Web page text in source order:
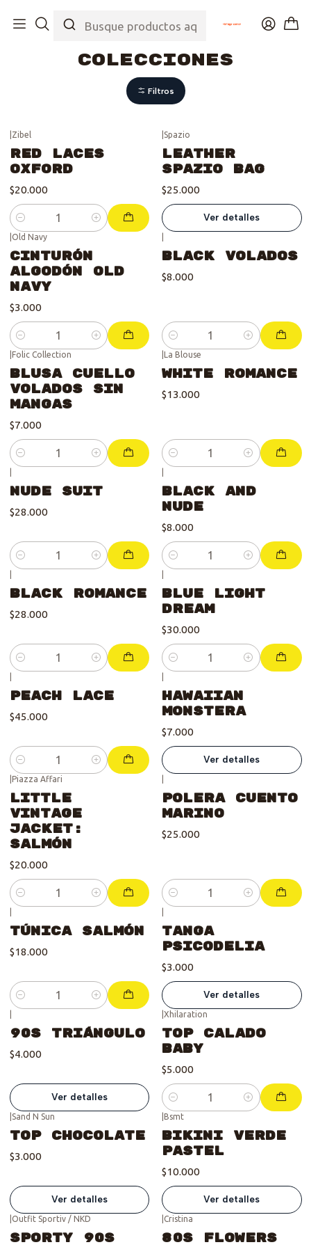
Colecciones
Filtros
Zibel
Red Laces
Oxford
$20.000
Cantidad
Spazio
Leather
Spazio Bag
$25.000
Ver detalles
Old Navy
Cinturón
Algodón Old
Navy
$3.000
Cantidad
Black Volados
$8.000
Cantidad
Folic Collection
Blusa Cuello
Volados Sin
Mangas
$7.000
Cantidad
La Blouse
White Romance
$13.000
Cantidad
Nude Suit
$28.000
Cantidad
Black and
Nude
$8.000
Cantidad
Black Romance
$28.000
Cantidad
Blue Light
Dream
$30.000
Cantidad
Peach Lace
$45.000
Cantidad
Hawaiian
Monstera
$7.000
Ver detalles
Piazza Affari
Little
Vintage
Jacket:
Salmón
$20.000
Cantidad
Polera Cuento
Marino
$25.000
Cantidad
Túnica Salmón
$18.000
Cantidad
Tanga
Psicodelia
$3.000
Ver detalles
90s Triángulo
$4.000
Ver detalles
Xhilaration
Top Calado
Baby
$5.000
Cantidad
Sand N Sun
Top Chocolate
$3.000
Ver detalles
Bsmt
Bikini Verde
Pastel
$10.000
Ver detalles
Outfit Sportiv / NKD
Sporty 90s
Cristina
80s Flowers